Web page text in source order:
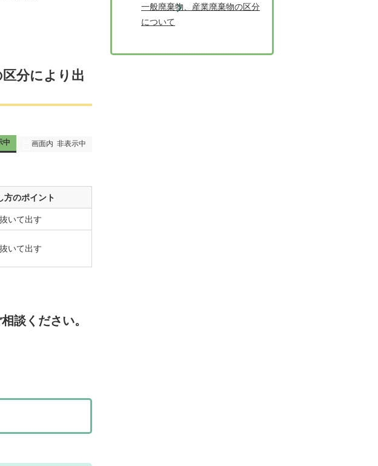
分により出
中 画面内 非表示中
方のポイント
いて出す
いて出す
談ください。
一般廃棄物、産業廃棄物の区分
について